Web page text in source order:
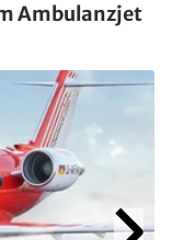
Ambulanzjet